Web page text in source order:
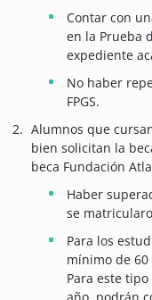
Contar con
en la Prueba
expediente
No haber
FPGS.
Alumnos que
bien solicitan la
beca Fundación
Haber
se
Para los
mínimo de
Para este